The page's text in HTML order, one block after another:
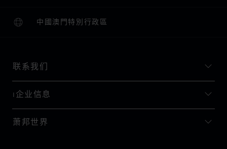
中國澳門特別行政區
本地化（更改国家/地区）
更改国家/地区
联系我们
I企业信息
萧邦世界